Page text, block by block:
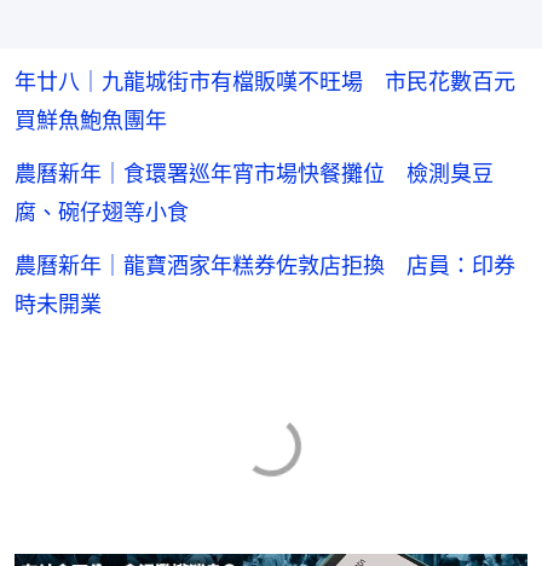
年廿八｜九龍城街市有檔販嘆不旺場 市民花數百元
買鮮魚鮑魚團年
農曆新年｜食環署巡年宵市場快餐攤位 檢測臭豆
腐、碗仔翅等小食
農曆新年｜龍寶酒家年糕券佐敦店拒換 店員：印券
時未開業